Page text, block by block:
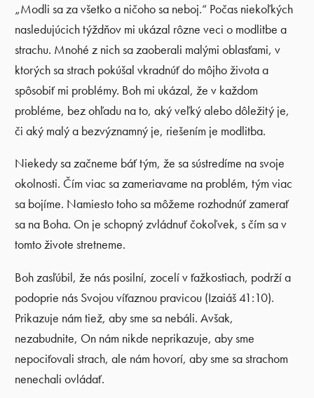
„Modli sa za všetko a ničoho sa neboj.“ Počas niekoľkých
nasledujúcich týždňov mi ukázal rôzne veci o modlitbe a
strachu. Mnohé z nich sa zaoberali malými oblasťami, v
ktorých sa strach pokúšal vkradnúť do môjho života a
spôsobiť mi problémy. Boh mi ukázal, že v každom
probléme, bez ohľadu na to, aký veľký alebo dôležitý je,
či aký malý a bezvýznamný je, riešením je modlitba.
Niekedy sa začneme báť tým, že sa sústredíme na svoje
okolnosti. Čím viac sa zameriavame na problém, tým viac
sa bojíme. Namiesto toho sa môžeme rozhodnúť zamerať
sa na Boha. On je schopný zvládnuť čokoľvek, s čím sa v
tomto živote stretneme.
Boh zasľúbil, že nás posilní, zocelí v ťažkostiach, podrží a
podoprie nás Svojou víťaznou pravicou (Izaiáš 41:10).
Prikazuje nám tiež, aby sme sa nebáli. Avšak,
nezabudnite, On nám nikde neprikazuje, aby sme
nepociťovali strach, ale nám hovorí, aby sme sa strachom
nenechali ovládať.